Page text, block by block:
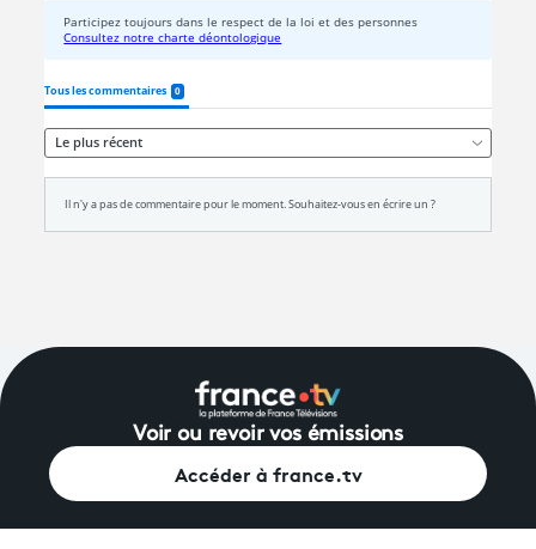
Voir ou revoir vos émissions
Accéder à france.tv